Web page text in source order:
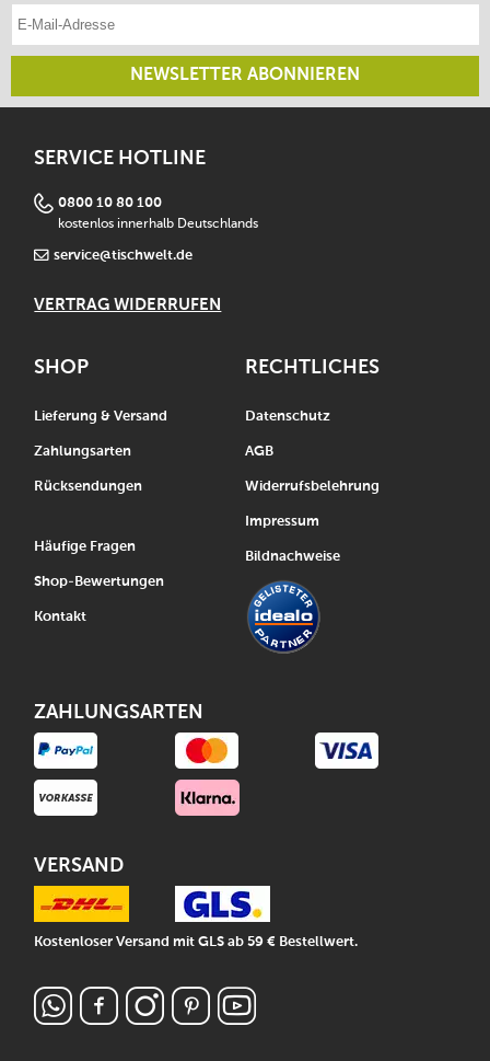
E-Mail-Adresse eintragen
NEWSLETTER ABONNIEREN
SERVICE HOTLINE
0800 10 80 100
kostenlos innerhalb Deutschlands
service@tischwelt.de
VERTRAG WIDERRUFEN
SHOP
Lieferung & Versand
Zahlungsarten
Rücksendungen
Häufige Fragen
Shop-Bewertungen
Kontakt
RECHTLICHES
Datenschutz
AGB
Widerrufsbelehrung
Impressum
Bildnachweise
ZAHLUNGSARTEN
VERSAND
Kostenloser Versand mit GLS ab 59 € Bestellwert.